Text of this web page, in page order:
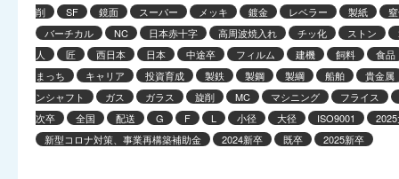
削
SF 鏡面 スーパー メッキ 鍍金 レベラー 製紙
バーチカル
NC 日本赤十字 高周波焼入れ チッ化 ストン
人
匠 西日本 日本 中途卒 フィルム 建機 飼料
食品
まっち
キャリア 投資育成 製鉄 製鋼 製綱 船舶
貴金属
ンシャフト
ガス ガラス 旋削 MC マシニング
フライス
次卒
全国 配送 G F L 小径 大径 ISO9001
新型コロナ対策、事業再構築補助金
2024新卒 既卒 2025新卒